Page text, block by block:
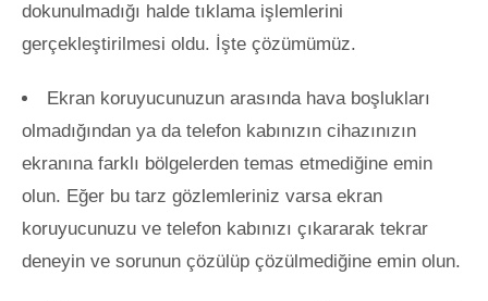
dokunulmadığı halde tıklama işlemlerini
gerçekleştirilmesi oldu. İşte çözümümüz.
Ekran koruyucunuzun arasında hava boşlukları
olmadığından ya da telefon kabınızın cihazınızın
ekranına farklı bölgelerden temas etmediğine emin
olun. Eğer bu tarz gözlemleriniz varsa ekran
koruyucunuzu ve telefon kabınızı çıkararak tekrar
deneyin ve sorunun çözülüp çözülmediğine emin olun.